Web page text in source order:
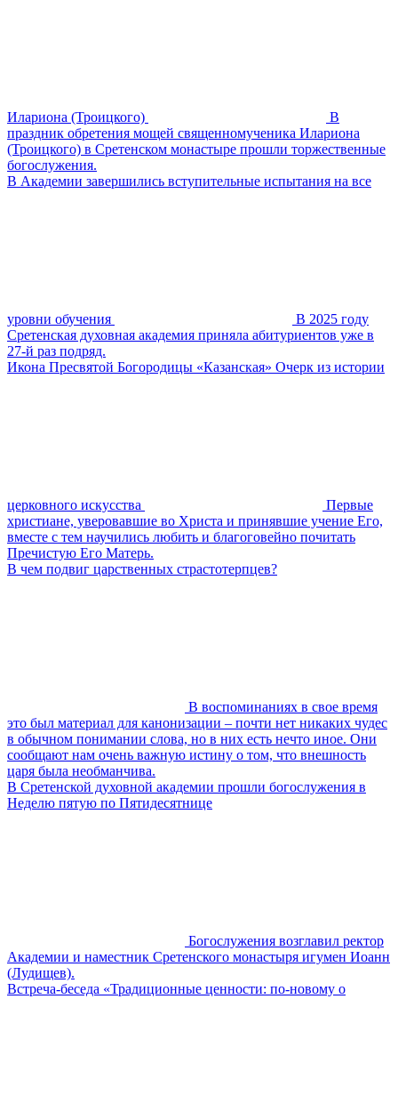
Илариона (Троицкого)
В
праздник обретения мощей священномученика Илариона
(Троицкого) в Сретенском монастыре прошли торжественные
богослужения.
В Академии завершились вступительные испытания на все
уровни обучения
В 2025 году
Сретенская духовная академия приняла абитуриентов уже в
27-й раз подряд.
Икона Пресвятой Богородицы «Казанская» Очерк из истории
церковного искусства
Первые
христиане, уверовавшие во Христа и принявшие учение Его,
вместе с тем научились любить и благоговейно почитать
Пречистую Его Матерь.
В чем подвиг царственных страстотерпцев?
В воспоминаниях в свое время
это был материал для канонизации – почти нет никаких чудес
в обычном понимании слова, но в них есть нечто иное. Они
сообщают нам очень важную истину о том, что внешность
царя была необманчива.
В Сретенской духовной академии прошли богослужения в
Неделю пятую по Пятидесятнице
Богослужения возглавил ректор
Академии и наместник Сретенского монастыря игумен Иоанн
(Лудищев).
Встреча-беседа «Традиционные ценности: по-новому о